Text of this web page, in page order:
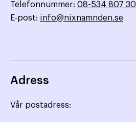
Telefonnummer: 08-534 807 30
E-post: info@nixnamnden.se
Adress
Vår postadress: